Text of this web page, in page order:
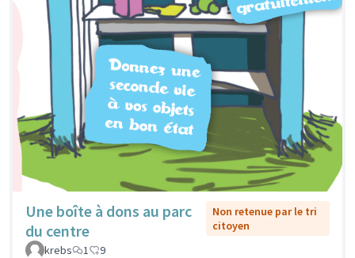
Une boîte à dons au parc
du centre
Non retenue par le tri
citoyen
krebs
1 9